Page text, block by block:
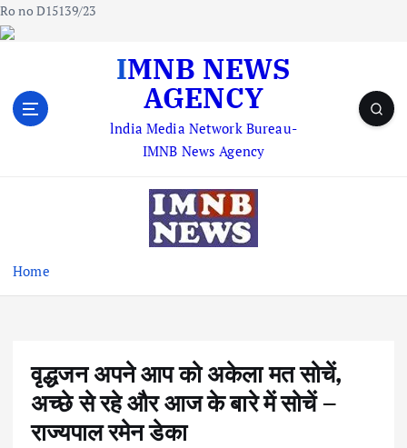
Ro no D15139/23
IMNB NEWS
AGENCY
lndia Media Network Bureau-
IMNB News Agency
Home
वृद्धजन अपने आप को अकेला मत सोचें,
अच्छे से रहे और आज के बारे में सोचें –
राज्यपाल रमेन डेका